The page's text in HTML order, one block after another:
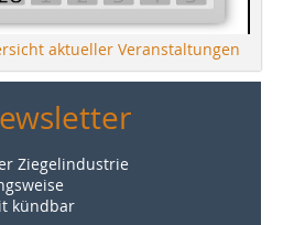
aktueller Veranstaltungen
Ziegelindustrie
kündbar